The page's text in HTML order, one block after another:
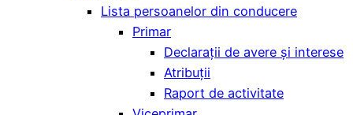
Lista persoanelor din conducere
Primar
Declarații de avere și interese
Atribuții
Raport de activitate